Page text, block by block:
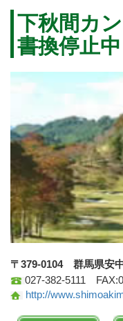
下秋間カ
書換停止中
〒379-0104 群馬県安
027-382-5111
http://